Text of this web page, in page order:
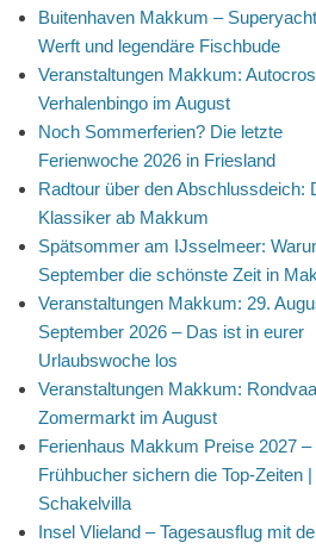
Buitenhaven Makkum –
Werft und legendäre Fischbude
Veranstaltungen Makkum:
Verhalenbingo im August
Noch Sommerferien? Die letzte
Ferienwoche 2026 in Friesland
Radtour über den Abschlussdeich:
Klassiker ab Makkum
Spätsommer am IJsselmeer:
September die schönste Zeit in
Veranstaltungen Makkum: 29.
September 2026 – Das ist in eurer
Urlaubswoche los
Veranstaltungen Makkum:
Zomermarkt im August
Ferienhaus Makkum Preise 2027 –
Frühbucher sichern die Top-Zeiten |
Schakelvilla
Insel Vlieland – Tagesausflug mit